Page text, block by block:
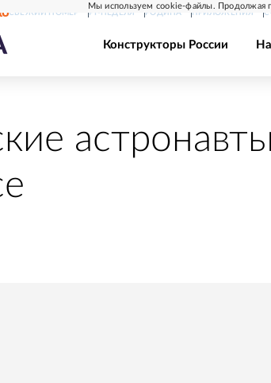
Мы используем cookie-файлы. Продолжая
СВЕЖИЙ НОМЕР РГ-НЕДЕЛЯ РОДИНА ПРИЛОЖЕНИЯ
Конструкторы России